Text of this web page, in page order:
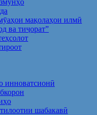
мақолаҳои илмӣ
ва тиҷорат”
инноватсионӣ
шабакавӣ